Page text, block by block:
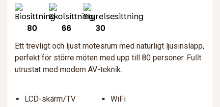
80 66 30
Ett trevligt och ljust mötesrum med naturligt ljusinsläpp,
perfekt för större möten med upp till 80 personer. Fullt
utrustat med modern AV-teknik.
LCD-skärm/TV
WiFi